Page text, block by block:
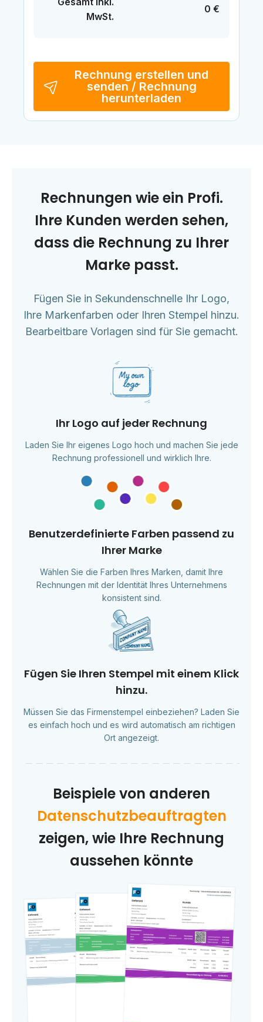
MwSt.
0 €
Rechnung erstellen und
senden / Rechnung
herunterladen
Rechnungen wie ein Profi.
Ihre Kunden werden sehen,
dass die Rechnung zu Ihrer
Marke passt.
Fügen Sie in Sekundenschnelle Ihr Logo,
Ihre Markenfarben oder Ihren Stempel hinzu.
Bearbeitbare Vorlagen sind für Sie gemacht.
Ihr Logo auf jeder Rechnung
Laden Sie Ihr eigenes Logo hoch und machen Sie jede
Rechnung professionell und wirklich Ihre.
Benutzerdefinierte Farben passend zu
Ihrer Marke
Wählen Sie die Farben Ihres Marken, damit Ihre
Rechnungen mit der Identität Ihres Unternehmens
konsistent sind.
Fügen Sie Ihren Stempel mit einem Klick
hinzu.
Müssen Sie das Firmenstempel einbeziehen? Laden Sie
es einfach hoch und es wird automatisch am richtigen
Ort angezeigt.
Beispiele von anderen
Datenschutzbeauftragten
zeigen, wie Ihre Rechnung
aussehen könnte